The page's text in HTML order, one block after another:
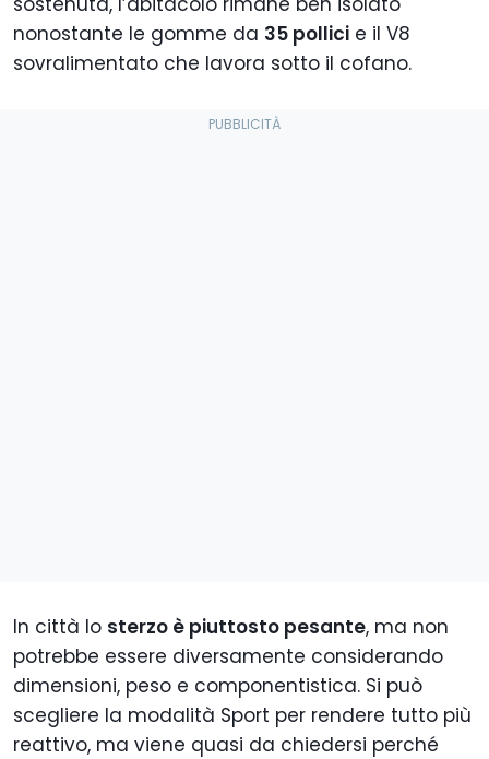
nonostante le gomme da 35 pollici e il V8
sovralimentato che lavora sotto il cofano.
In città lo sterzo è piuttosto pesante, ma non
potrebbe essere diversamente considerando
dimensioni, peso e componentistica. Si può
scegliere la modalità Sport per rendere tutto più
reattivo, ma viene quasi da chiedersi perché